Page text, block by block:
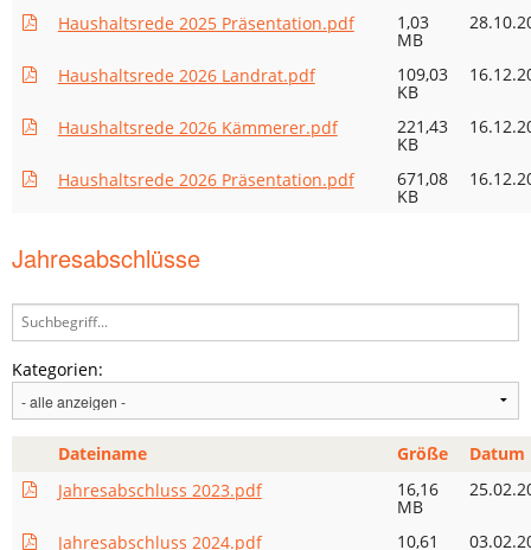
Haushaltsrede 2025 Präsentation.pdf 1,03
MB
Haushaltsrede 2026 Landrat.pdf 109,03
KB
Haushaltsrede 2026 Kämmerer.pdf 221,43
KB
Haushaltsrede 2026 Präsentation.pdf 671,08
KB
Jahresabschlüsse
Kategorien:
Dateiname Größe
Datum
Jahresabschluss 2023.pdf
16,16
MB
Jahresabschluss 2024.pdf 10,61